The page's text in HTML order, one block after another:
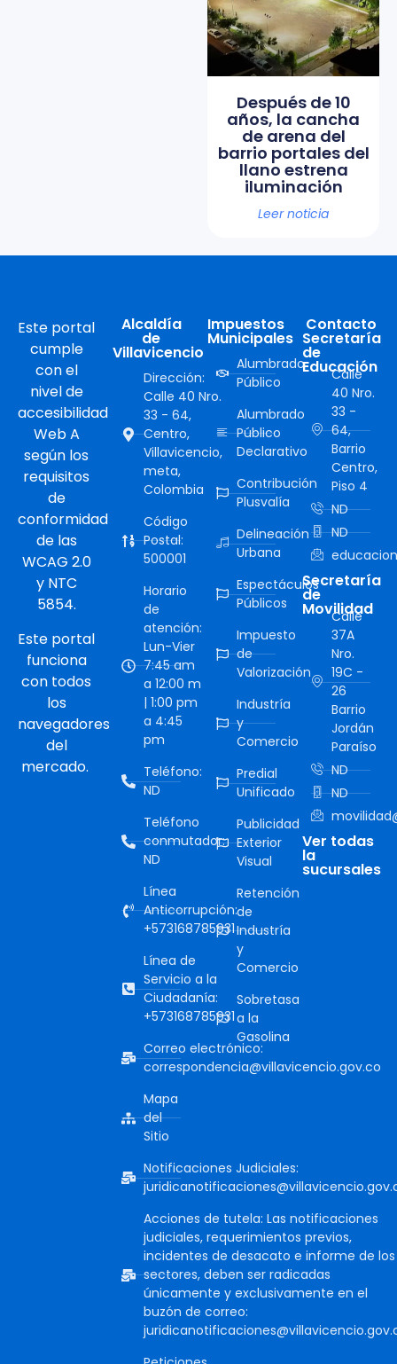
Después de 10
años, la cancha
de arena del
barrio portales del
llano estrena
iluminación
Leer noticia
Este portal
cumple
con el
nivel de
accesibilidad
Web A
según los
requisitos
de
conformidad
de las
WCAG 2.0
y NTC
5854.
Este portal
funciona
con todos
los
navegadores
del
mercado.
Alcaldía
de
Villavicencio
Dirección:
Calle 40 Nro.
33 - 64,
Centro,
Villavicencio,
meta,
Colombia
Código
Postal:
500001
Horario
de
atención:
Lun-Vier
7:45 am
a 12:00 m
| 1:00 pm
a 4:45
pm
Teléfono:
ND
Teléfono
conmutador:
ND
Línea
Anticorrupción:
+573168785931
Línea de
Servicio a la
Ciudadanía:
+573168785931
Correo electrónico:
correspondencia@villavicencio.gov.co
Mapa
del
Sitio
Notificaciones Judiciales:
Acciones de tutela: Las notificaciones
judiciales, requerimientos previos,
incidentes de desacato e informe de los
sectores, deben ser radicadas
únicamente y exclusivamente en el
buzón de correo:
Impuestos
Municipales
Alumbrado
Público
Alumbrado
Público
Declarativo
Contribución
Plusvalía
Delineación
Urbana
Espectáculos
Públicos
Impuesto
de
Valorización
Industría
y
Comercio
Predial
Unificado
Publicidad
Exterior
Visual
Retención
de
Industría
y
Comercio
Sobretasa
a la
Gasolina
Contacto
Secretaría
de
Educación
Calle
40 Nro.
33 -
64,
Barrio
Centro,
Piso 4
ND
ND
Secretaría
de
Movilidad
Calle
37A
Nro.
19C -
26
Barrio
Jordán
Paraíso
ND
ND
Ver todas
la
sucursales